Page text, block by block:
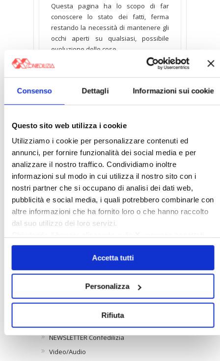
Consenso Dettagli Informazioni sui cookie
Questo sito web utilizza i cookie
Utilizziamo i cookie per personalizzare contenuti ed
annunci, per fornire funzionalità dei social media e per
analizzare il nostro traffico. Condividiamo inoltre
informazioni sul modo in cui utilizza il nostro sito con i
nostri partner che si occupano di analisi dei dati web,
pubblicità e social media, i quali potrebbero combinarle con
altre informazioni che ha fornito loro o che hanno raccolto
dal suo utilizzo dei loro servizi.
solo i cookie necessari.
Accetta tutti
Personalizza
Rifiuta
Questa pagina ha lo scopo di far
conoscere lo stato dei fatti, ferma
restando la necessità di mantenere gli
occhi aperti su qualsiasi, possibile
evoluzione delle cose.
AGENZIE DI STAMPA
TV
RADIO
NEWSLETTER Confedilizia
Video/Audio